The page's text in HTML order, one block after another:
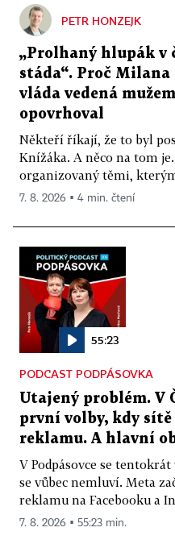
PETR HONZEJK
„Prolhaný hlupák v
stáda“. Proč
vláda vedená
opovrhoval
Někteří říkají, že to byl
Knížáka. A něco na tom
organizovaný těmi,
7. 8. 2026 ▪ 4 min. čtení
55:23
PODCAST PODPÁSOVKA
Utajený problém. V
první volby, kdy
reklamu. A hlavní
V Podpásovce se
se vůbec nemluví. Meta
reklamu na Facebooku a
7. 8. 2026 ▪ 55:23 min.